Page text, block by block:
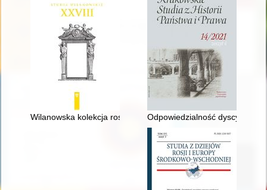
Wilanowska kolekcja roślin egzotycznych w świetle
Odpowiedzialność